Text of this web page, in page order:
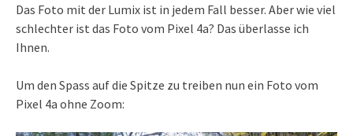
Das Foto mit der Lumix ist in jedem Fall besser. Aber wie viel
schlechter ist das Foto vom Pixel 4a? Das überlasse ich
Ihnen.
Um den Spass auf die Spitze zu treiben nun ein Foto vom
Pixel 4a ohne Zoom: